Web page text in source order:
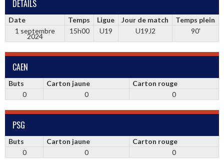
DÉTAILS
Date Temps Ligue Jour de match
Temps plein
1 septembre
2024
15h00 U19 U19J2 90'
CAEN
Buts Carton jaune
Carton rouge
0
0 0
PSG
Buts Carton jaune
Carton rouge
0
0 0